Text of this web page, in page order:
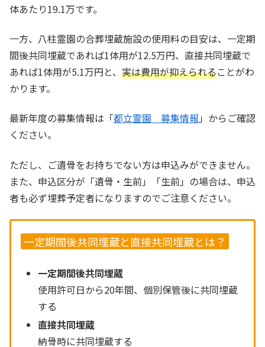
体あたり19.1万です。
一方、八柱霊園の合葬埋蔵施設の使用料の目安は、一定期
間後共同埋蔵であれば1体用が12.5万円、直接共同埋蔵で
あれば1体用が5.1万円と、 実は費用が抑えられることがわ
かります。
最新年度の募集情報は「都立霊園 募集情報 」からご確認
ください。
ただし、ご遺骨をお持ちでない方は申込みができません。
また、申込区分が「遺骨・生前」「生前」の場合は、申込
者も必ず埋葬予定者になりますのでご注意ください。
一定期間後共同埋蔵と直接共同埋蔵とは？
一定期間後共同埋蔵
使用許可日から20年間、個別保管後に共同埋蔵
する
直接共同埋蔵
納骨時に共同埋蔵する